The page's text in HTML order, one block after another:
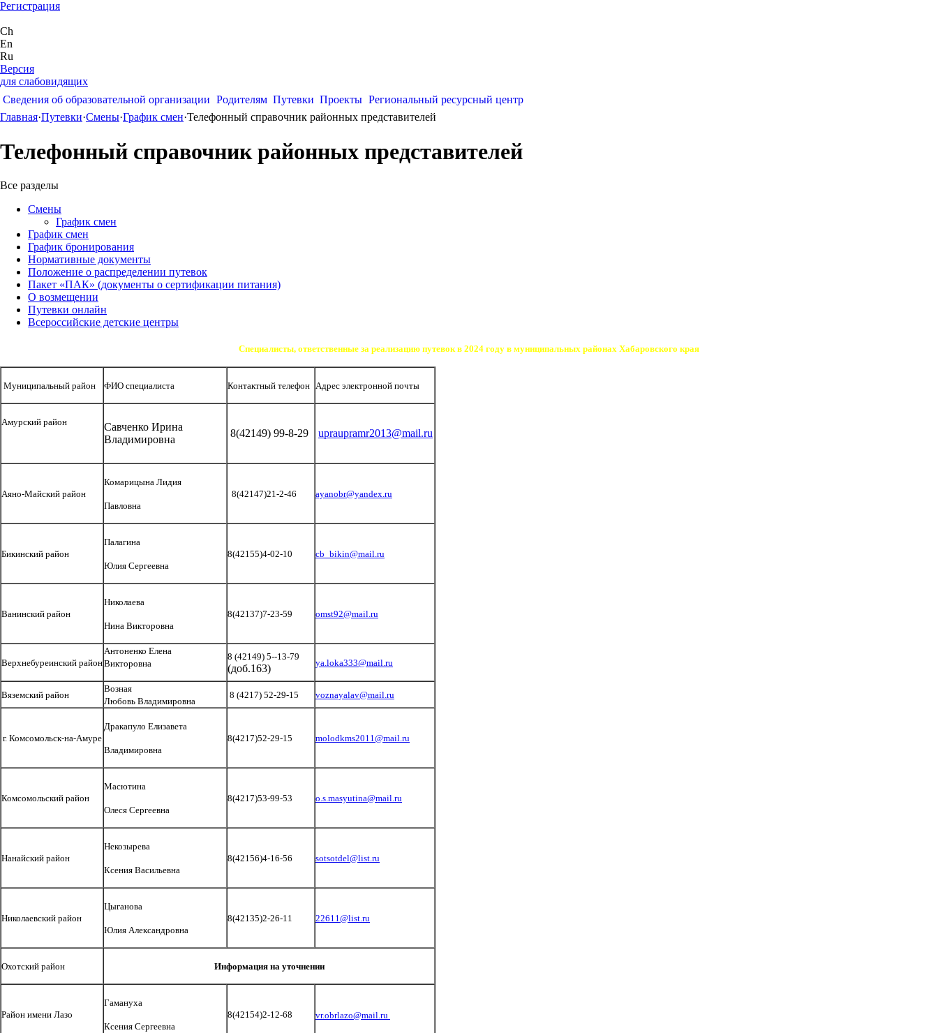
Регистрация
Ch
En
Ru
Версия
для слабовидящих
Сведения об образовательной организации Родителям Путевки Проекты Региональный ресурсный центр
Главная·Путевки·Смены·График смен·Телефонный справочник районных представителей
Телефонный справочник районных представителей
Все разделы
Смены
График смен
График смен
График бронирования
Нормативные документы
Положение о распределении путевок
Пакет «ПАК» (документы о сертификации питания)
О возмещении
Путевки онлайн
Всероссийские детские центры
Специалисты, ответственные за реализацию путевок в 2024 году в муниципальных районах Хабаровского края
Муниципальный район ФИО специалиста Контактный телефон Адрес электронной почты
Амурский район
Савченко Ирина
Владимировна
8(42149) 99-8-29 upraupramr2013@mail.ru
Аяно-Майский район
Комарицына Лидия
Павловна
8(42147)21-2-46 ayanobr@yandex.ru
Бикинский район
Палагина
Юлия Сергеевна
8(42155)4-02-10 cb_bikin@mail.ru
Ванинский район
Николаева
Нина Викторовна
8(42137)7-23-59 omst92@mail.ru
Верхнебуреинский район
Антоненко Елена
Викторовна
8 (42149) 5--13-79
(доб.163) ya.loka333@mail.ru
Вяземский район
Возная
Любовь Владимировна
8 (4217) 52-29-15 voznayalav@mail.ru
г. Комсомольск-на-Амуре
Дракапуло Елизавета
Владимировна
8(4217)52-29-15 molodkms2011@mail.ru
Комсомольский район
Масютина
Олеся Сергеевна
8(4217)53-99-53 o.s.masyutina@mail.ru
Нанайский район
Некозырева
Ксения Васильевна
8(42156)4-16-56 sotsotdel@list.ru
Николаевский район
Цыганова
Юлия Александровна
8(42135)2-26-11 22611@list.ru
Охотский район Информация на уточнении
Район имени Лазо
Гамануха
Ксения Сергеевна
8(42154)2-12-68 vr.obrlazo@mail.ru